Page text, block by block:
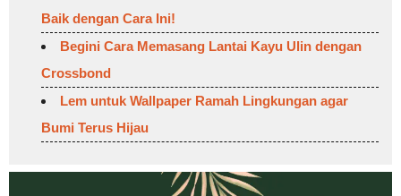
Baik dengan Cara Ini!
Begini Cara Memasang Lantai Kayu Ulin dengan
Crossbond
Lem untuk Wallpaper Ramah Lingkungan agar
Bumi Terus Hijau